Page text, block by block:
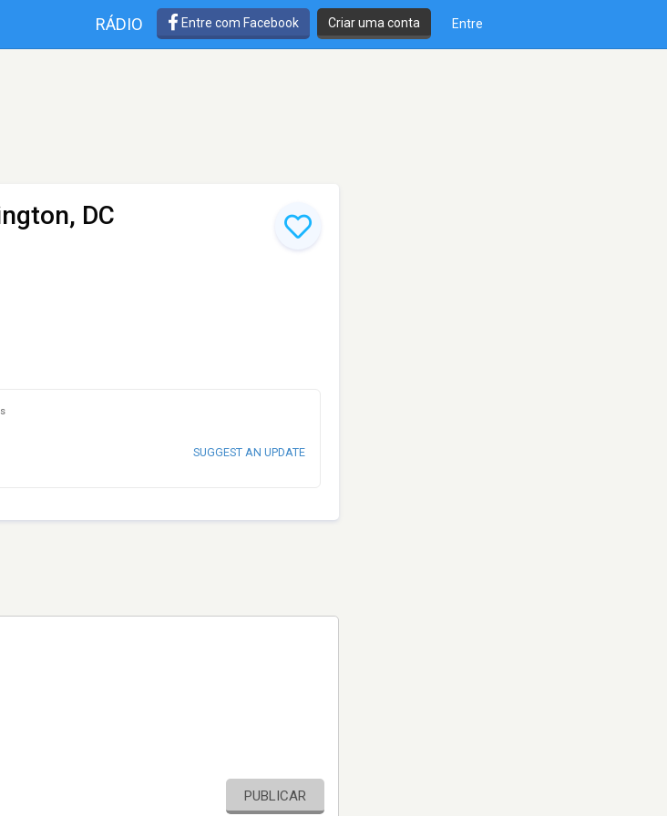
RÁDIO Entre com Facebook Criar uma conta Entre
DC
SUGGEST AN UPDATE
PUBLICAR